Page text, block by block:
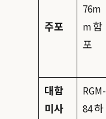
주포
76m
m 함
포
대함
미사
RGM-
84 하